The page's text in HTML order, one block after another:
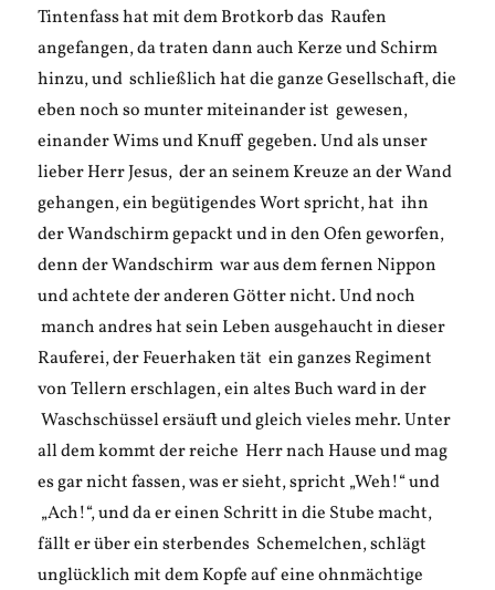
Tintenfass hat mit dem Brotkorb das Raufen
angefangen, da traten dann auch Kerze und Schirm
hinzu, und schließlich hat die ganze Gesellschaft, die
eben noch so munter miteinander ist gewesen,
einander Wims und Knuff gegeben. Und als unser
lieber Herr Jesus, der an seinem Kreuze an der Wand
gehangen, ein begütigendes Wort spricht, hat ihn
der Wandschirm gepackt und in den Ofen geworfen,
denn der Wandschirm war aus dem fernen Nippon
und achtete der anderen Götter nicht. Und noch
manch andres hat sein Leben ausgehaucht in dieser
Rauferei, der Feuerhaken tät ein ganzes Regiment
von Tellern erschlagen, ein altes Buch ward in der
Waschschüssel ersäuft und gleich vieles mehr. Unter
all dem kommt der reiche Herr nach Hause und mag
es gar nicht fassen, was er sieht, spricht „Weh!“ und
„Ach!“, und da er einen Schritt in die Stube macht,
fällt er über ein sterbendes Schemelchen, schlägt
unglücklich mit dem Kopfe auf eine ohnmächtige